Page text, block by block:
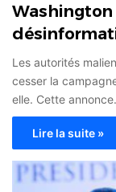
Washington
Les autorités
cesser la
elle. Cette
Lire la suite »